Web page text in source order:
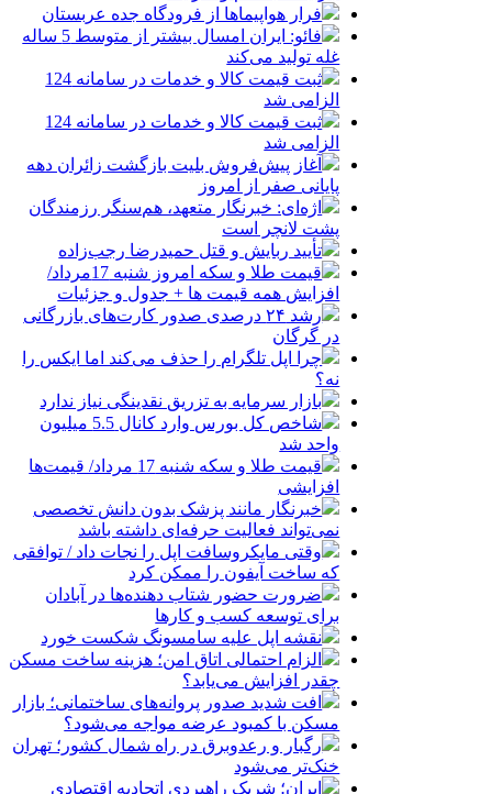
فرار هواپیماها از فرودگاه جده عربستان
فائو: ایران امسال بیشتر از متوسط 5 ساله
غله تولید می‌کند
ثبت قیمت کالا و خدمات در سامانه 124
الزامی شد
ثبت قیمت کالا و خدمات در سامانه 124
الزامی شد
آغاز پیش‌فروش بلیت بازگشت زائران دهه
پایانی صفر از امروز
اژه‌ای: خبرنگار متعهد، هم‌سنگر رزمندگان
پشت لانچر است
تأیید ربایش و قتل حمیدرضا رجب‌زاده
قیمت طلا و سکه امروز شنبه 17مرداد/
افزایش همه قیمت ها + جدول و جزئیات
رشد ۲۴ درصدی صدور کارت‌های بازرگانی
در گرگان
چرا اپل تلگرام را حذف می‌کند اما ایکس را
نه؟
بازار سرمایه به تزریق نقدینگی نیاز ندارد
شاخص کل بورس وارد کانال 5.5 میلیون
واحد شد
قیمت طلا و سکه شنبه 17 مرداد/ قیمت‌ها
افزایشی
خبرنگار مانند پزشک بدون دانش تخصصی
نمی‌تواند فعالیت حرفه‌ای داشته باشد
وقتی مایکروسافت اپل را نجات داد / توافقی
که ساخت آیفون را ممکن کرد
ضرورت حضور شتاب ‌دهنده‌ها در آبادان
برای توسعه کسب‌ و کارها
نقشه اپل علیه سامسونگ شکست خورد
الزام احتمالی اتاق امن؛ هزینه ساخت مسکن
چقدر افزایش می‌یابد؟
افت شدید صدور پروانه‌های ساختمانی؛ بازار
مسکن با کمبود عرضه مواجه می‌شود؟
رگبار و رعدوبرق در راه شمال کشور؛ تهران
خنک‌تر می‌شود
ایران؛ شریک راهبردی اتحادیه اقتصادی